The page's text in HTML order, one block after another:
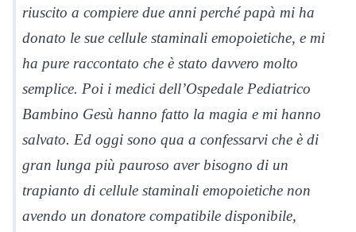
riuscito a compiere due anni perché papà mi ha
donato le sue cellule staminali emopoietiche, e mi
ha pure raccontato che è stato davvero molto
semplice. Poi i medici dell’Ospedale Pediatrico
Bambino Gesù hanno fatto la magia e mi hanno
salvato. Ed oggi sono qua a confessarvi che è di
gran lunga più pauroso aver bisogno di un
trapianto di cellule staminali emopoietiche non
avendo un donatore compatibile disponibile,